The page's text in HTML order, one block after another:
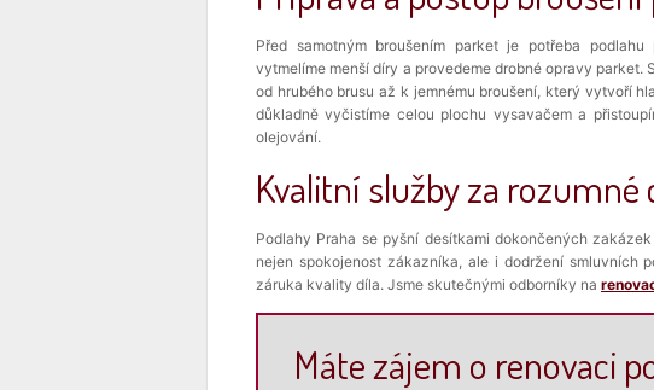
Před samotným broušením parket je potřeba
vytmelíme menší díry a provedeme drobné opravy parket.
od hrubého brusu až k jemnému broušení, který vytvoří
důkladně vyčistíme celou plochu vysavačem a
olejování.
Kvalitní služby za rozumné
Podlahy Praha se pyšní desítkami dokončených
nejen spokojenost zákazníka, ale i dodržení smluvních
záruka kvality díla. Jsme skutečnými odborníky na
Máte zájem o renovaci